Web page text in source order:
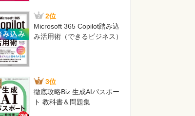
2位
Microsoft 365 Copilot踏み込
み活用術（できるビジネス）
3位
徹底攻略Biz 生成AIパスポー
ト 教科書＆問題集